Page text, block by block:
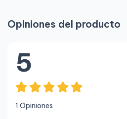
Opiniones del producto
5
1 Opiniones